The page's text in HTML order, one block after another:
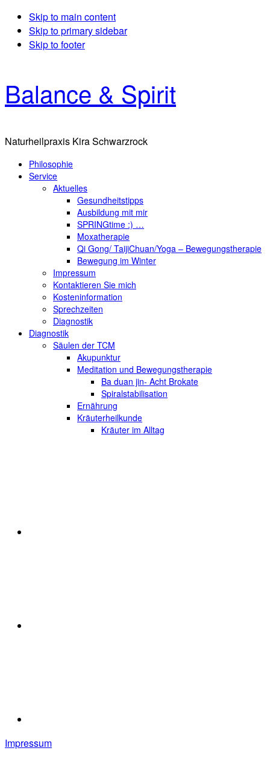
Skip to main content
Skip to primary sidebar
Skip to footer
Balance & Spirit
Naturheilpraxis Kira Schwarzrock
Philosophie
Service
Aktuelles
Gesundheitstipps
Ausbildung mit mir
SPRINGtime :) …
Moxatherapie
Qi Gong/ TaijiChuan/Yoga – Bewegungstherapie
Bewegung im Winter
Impressum
Kontaktieren Sie mich
Kosteninformation
Sprechzeiten
Diagnostik
Diagnostik
Säulen der TCM
Akupunktur
Meditation und Bewegungstherapie
Ba duan jin- Acht Brokate
Spiralstabilisation
Ernährung
Kräuterheilkunde
Kräuter im Alltag
Impressum